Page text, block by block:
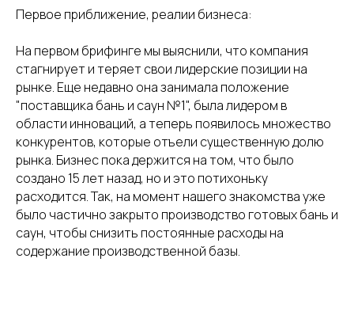
Первое приближение, реалии бизнеса:
На первом брифинге мы выяснили, что компания
стагнирует и теряет свои лидерские позиции на
рынке. Еще недавно она занимала положение
"поставщика бань и саун №1", была лидером в
области инноваций, а теперь появилось множество
конкурентов, которые отъели существенную долю
рынка. Бизнес пока держится на том, что было
создано 15 лет назад, но и это потихоньку
расходится. Так, на момент нашего знакомства уже
было частично закрыто производство готовых бань и
саун, чтобы снизить постоянные расходы на
содержание производственной базы.